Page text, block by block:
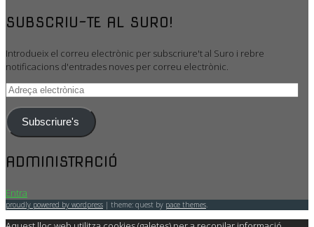
SUBSCRIU-TE AL SURO!
Introdueix el correu electrònic per subscriure't al Suro i rebre
notificacions d'entrades noves per correu electrònic.
Adreça
Subscriure's
ADMINISTRACIÓ
Entra
proudly powered by wordpress | theme: quest by pace themes